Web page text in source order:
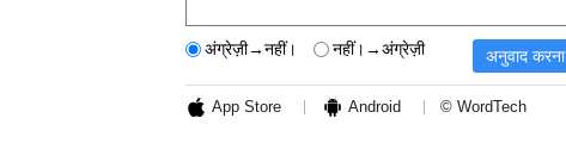
अंग्रेज़ी→नहीं। नहीं।→अंग्रेज़ी
App Store Android © WordTech